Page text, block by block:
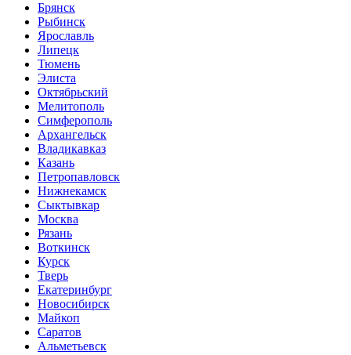
Брянск
Рыбинск
Ярославль
Липецк
Тюмень
Элиста
Октябрьский
Мелитополь
Симферополь
Архангельск
Владикавказ
Казань
Петропавловск
Нижнекамск
Сыктывкар
Москва
Рязань
Воткинск
Курск
Тверь
Екатеринбург
Новосибирск
Майкоп
Саратов
Альметьевск